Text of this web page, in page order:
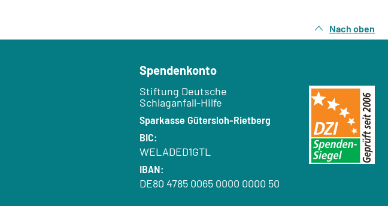
Nach oben
Spendenkonto
Empfänger:
Stiftung Deutsche
Schlaganfall-Hilfe
Bank:
Sparkasse Gütersloh-Rietberg
BIC:
WELADED1GTL
IBAN:
DE80 4785 0065 0000 0000 50